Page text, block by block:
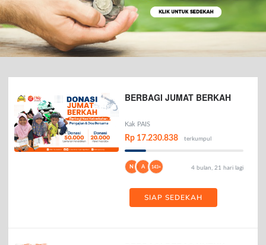
BERBAGI JUMAT BERKAH
Kak PAIS
Rp 17.230.838 terkumpul
N A 143+ 4 bulan, 21 hari lagi
SIAP SEDEKAH